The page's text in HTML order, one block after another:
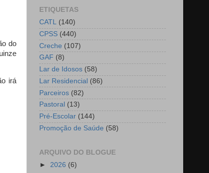
do
irá
ETIQUETAS
CATL (140)
CPSS (440)
Creche (107)
GAF (8)
Lar de Idosos (58)
Lar Residencial (86)
Parceiros (82)
Pastoral (13)
Pré-Escolar (144)
Promoção de Saúde (58)
ARQUIVO DO BLOGUE
► 2026 (6)